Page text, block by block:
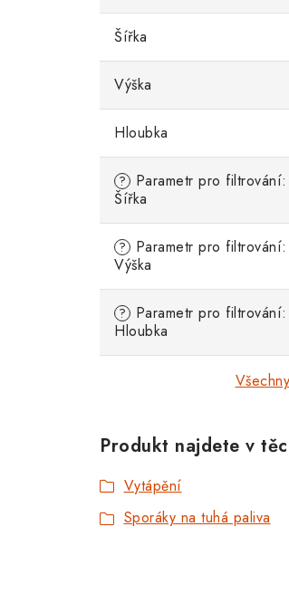
Šířka
Výška
Hloubka
? Parametr pro filtrování:
Šířka
? Parametr pro filtrování:
Výška
? Parametr pro filtrování:
Hloubka
Produkt najdete v
Vytápění
Sporáky na tuhá paliva